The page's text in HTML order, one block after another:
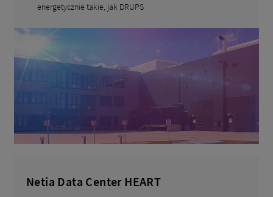
energetycznie takie, jak DRUPS
Netia Data Center HEART